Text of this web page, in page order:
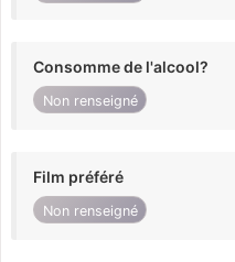
Consomme de l'alcool?
Non renseigné
Film préféré
Non renseigné